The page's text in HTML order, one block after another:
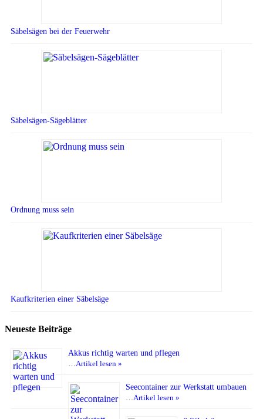
Säbelsägen bei der Feuerwehr
Säbelsägen-Sägeblätter
Ordnung muss sein
Kaufkriterien einer Säbelsäge
Neueste Beiträge
Akkus richtig warten und pflegen
…Artikel lesen »
Seecontainer zur Werkstatt umbauen
…Artikel lesen »